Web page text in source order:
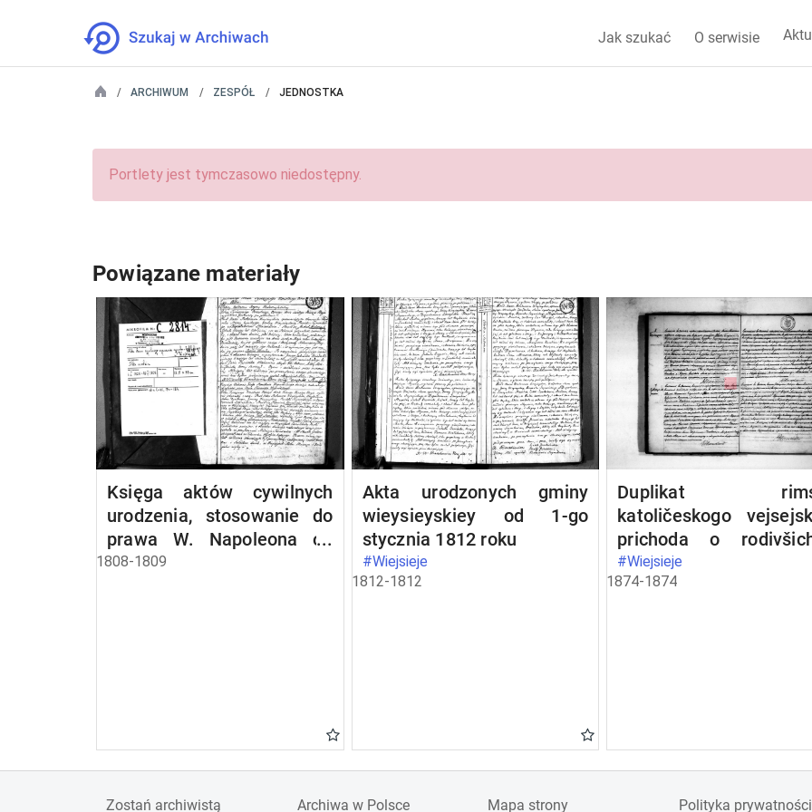
Jak szukać O serwisie
ARCHIWUM ZESPÓŁ JEDNOSTKA
Portlety jest tymczasowo niedostępny.
Powiązane materiały
Księga aktów cywilnych
urodzenia, stosowanie do
prawa W. Napoleona od
dnia 1 miesiąca maja 1808
1808-1809
Akta urodzonych gminy
wieysieyskiey od 1-go
stycznia 1812 roku
#Wiejsieje
1812-1812
Duplikat
katoličeskogo
prichoda o
brakosočetavšichsja
#Wiejsieje
1874-1874
Zostań archiwistą Archiwa w Polsce Mapa strony Polityka prywatności